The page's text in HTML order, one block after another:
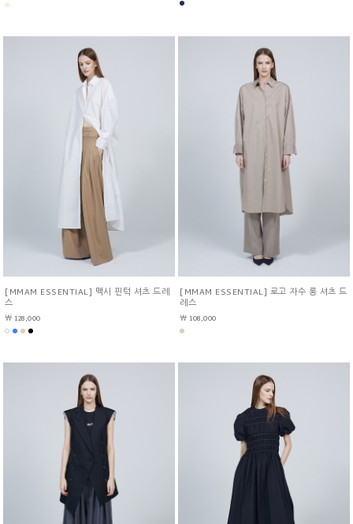
[MMAM ESSENTIAL] 맥시 핀턱 셔츠 드레
스
￦ 128,000
[MMAM ESSENTIAL] 로고 자수 롱 셔츠 드
레스
￦ 108,000